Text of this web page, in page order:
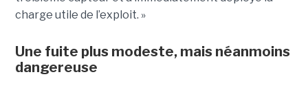
charge utile de l’exploit. »
Une fuite plus modeste, mais néanmoins
dangereuse